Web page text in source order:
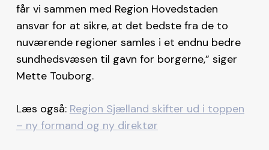
får vi sammen med Region Hovedstaden
ansvar for at sikre, at det bedste fra de to
nuværende regioner samles i et endnu bedre
sundhedsvæsen til gavn for borgerne,” siger
Mette Touborg.
Læs også: Region Sjælland skifter ud i toppen
– ny formand og ny direktør